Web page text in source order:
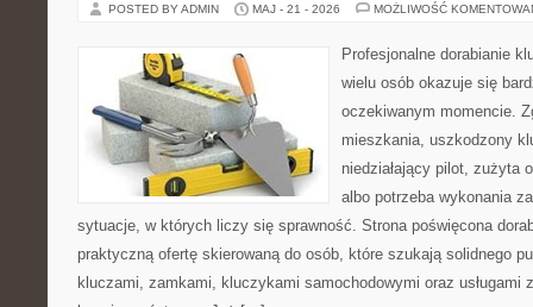
POSTED BY ADMIN MAJ - 21 - 2026 MOŻLIWOŚĆ
Profesjonalne dorabianie
wielu osób okazuje się
oczekiwanym momencie.
mieszkania, uszkodzony
niedziałający pilot, zużyta
albo potrzeba wykonania
sytuacje, w których liczy się sprawność. Strona poświęcona
praktyczną ofertę skierowaną do osób, które szukają solidnego
kluczami, zamkami, kluczykami samochodowymi oraz usługami